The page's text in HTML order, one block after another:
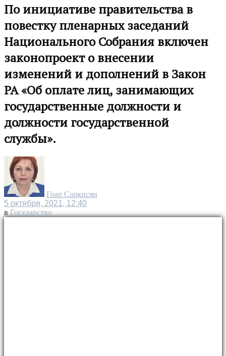
По инициативе правительства в
повестку пленарных заседаний
Национального Собрания включен
законопроект о внесении
изменений и дополнений в Закон
РА «Об оплате лиц, занимающих
государственные должности и
должности государственной
службы».
Гоар Саркисян
5 октября, 2021, 12:40
в Государство